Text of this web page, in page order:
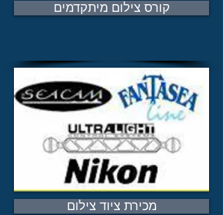
קורס צילום מיתקדמים
מכירת ציוד צילום